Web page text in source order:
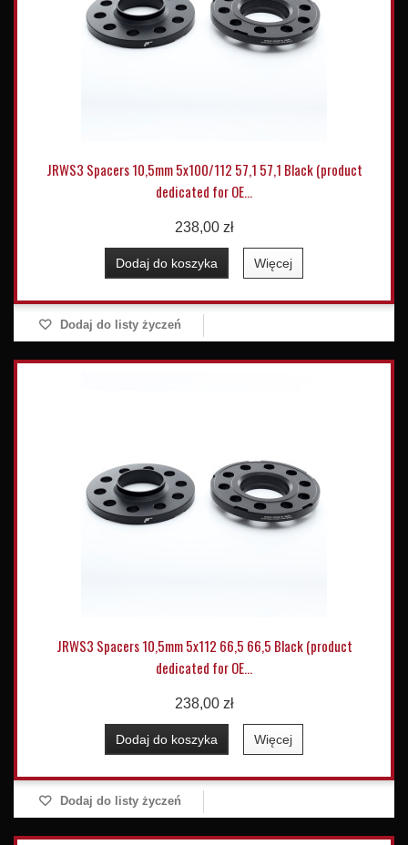
JRWS3 Spacers 10,5mm 5x100/112 57,1 57,1 Black (product
dedicated for OE...
238,00 zł
Dodaj do koszyka Więcej
Dodaj do listy życzeń
JRWS3 Spacers 10,5mm 5x112 66,5 66,5 Black (product
dedicated for OE...
238,00 zł
Dodaj do koszyka Więcej
Dodaj do listy życzeń